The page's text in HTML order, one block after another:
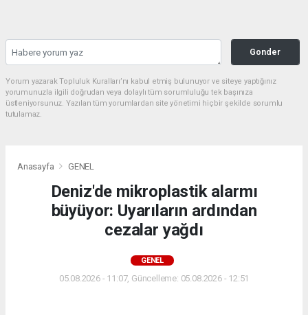
Gonder
Yorum yazarak Topluluk Kuralları’nı kabul etmiş bulunuyor ve siteye yaptığınız
yorumunuzla ilgili doğrudan veya dolaylı tüm sorumluluğu tek başınıza
üstleniyorsunuz. Yazılan tüm yorumlardan site yönetimi hiçbir şekilde sorumlu
tutulamaz.
Anasayfa GENEL
Deniz'de mikroplastik alarmı
büyüyor: Uyarıların ardından
cezalar yağdı
GENEL
05.08.2026 - 11:07, Güncelleme: 05.08.2026 - 12:51